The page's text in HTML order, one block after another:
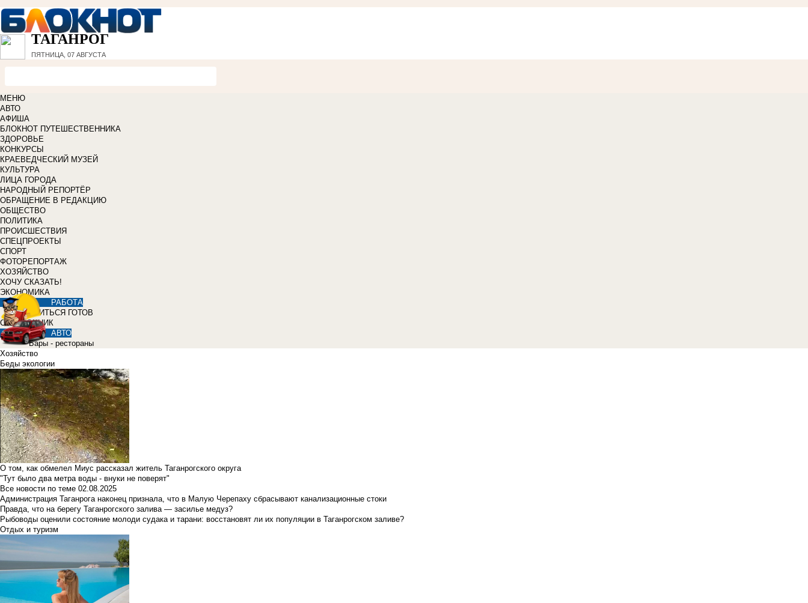
ТАГАНРОГ
ПЯТНИЦА, 07 АВГУСТА
МЕНЮ
АВТО
АФИША
БЛОКНОТ ПУТЕШЕСТВЕННИКА
ЗДОРОВЬЕ
КОНКУРСЫ
КРАЕВЕДЧЕСКИЙ МУЗЕЙ
КУЛЬТУРА
ЛИЦА ГОРОДА
НАРОДНЫЙ РЕПОРТЁР
ОБРАЩЕНИЕ В РЕДАКЦИЮ
ОБЩЕСТВО
ПОЛИТИКА
ПРОИСШЕСТВИЯ
СПЕЦПРОЕКТЫ
СПОРТ
ФОТОРЕПОРТАЖ
ХОЗЯЙСТВО
ХОЧУ СКАЗАТЬ!
ЭКОНОМИКА
РАБОТА
УЧИТЬСЯ ГОТОВ
СПРАВОЧНИК
АВТО
Бары - рестораны
Хозяйство
Беды экологии
О том, как обмелел Миус рассказал житель Таганрогского округа
"Тут было два метра воды - внуки не поверят"
Все новости по теме 02.08.2025
Администрация Таганрога наконец признала, что в Малую Черепаху сбрасывают канализационные стоки
Правда, что на берегу Таганрогского залива — засилье медуз?
Рыбоводы оценили состояние молоди судака и тарани: восстановят ли их популяции в Таганрогском заливе?
Отдых и туризм